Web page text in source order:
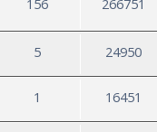
156 266751
5 24950
1 16451